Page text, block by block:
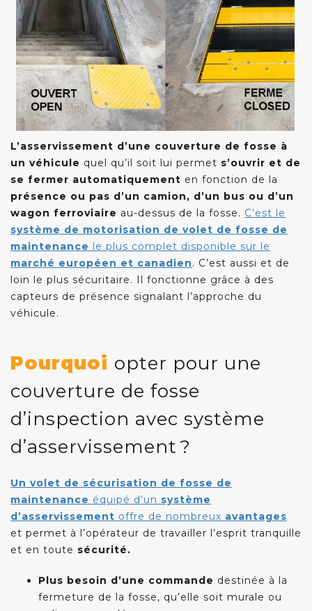
L’asservissement d’une couverture de fosse à
un véhicule quel qu’il soit lui permet s’ouvrir et de
se fermer automatiquement en fonction de la
présence ou pas d’un camion, d’un bus ou d’un
wagon ferroviaire au-dessus de la fosse. C’est le
système de motorisation de volet de fosse de
maintenance le plus complet disponible sur le
marché européen et canadien. C’est aussi et de
loin le plus sécuritaire. Il fonctionne grâce à des
capteurs de présence signalant l’approche du
véhicule.
Pourquoi opter pour une
couverture de fosse
d’inspection avec système
d’asservissement ?
Un volet de sécurisation de fosse de
maintenance équipé d’un système
d’asservissement offre de nombreux avantages
et permet à l’opérateur de travailler l’esprit tranquille
et en toute sécurité.
Plus besoin d’une commande destinée à la
fermeture de la fosse, qu’elle soit murale ou